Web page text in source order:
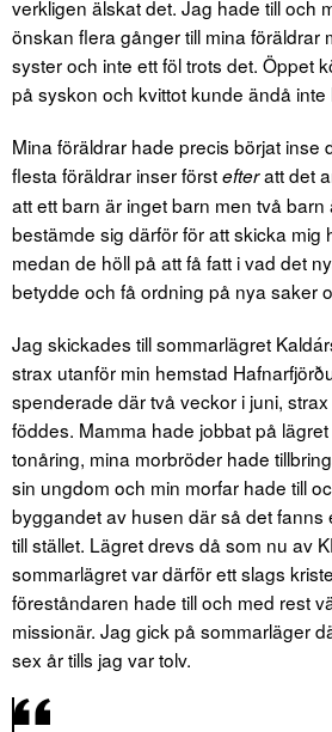
verkligen älskat det. Jag hade till och
önskan flera gånger till mina föräldrar
syster och inte ett föl trots det. Öppet
på syskon och kvittot kunde ändå inte
Mina föräldrar hade precis börjat inse
flesta föräldrar inser förstefteratt det
att ett barn är inget barn men två barn
bestämde sig därför för att skicka mig
medan de höll på att få fatt i vad det
betydde och få ordning på nya saker
Jag skickades till sommarlägret
strax utanför min hemstad
spenderade där två veckor i juni,
föddes. Mamma hade jobbat på
tonåring, mina morbröder hade
sin ungdom och min morfar hade till
byggandet av husen där så det fanns
till stället. Lägret drevs då som nu av
sommarlägret var därför ett slags
föreståndaren hade till och med rest
missionär. Jag gick på sommarläger
sex år tills jag var tolv.